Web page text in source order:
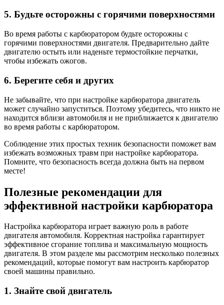
5. Будьте осторожны с горячими поверхностями
Во время работы с карбюратором будьте осторожны с
горячими поверхностями двигателя. Предварительно дайте
двигателю остыть или наденьте термостойкие перчатки,
чтобы избежать ожогов.
6. Берегите себя и других
Не забывайте, что при настройке карбюратора двигатель
может случайно запуститься. Поэтому убедитесь, что никто не
находится вблизи автомобиля и не приближается к двигателю
во время работы с карбюратором.
Соблюдение этих простых техник безопасности поможет вам
избежать возможных травм при настройке карбюратора.
Помните, что безопасность всегда должна быть на первом
месте!
Полезные рекомендации для
эффективной настройки карбюратора
Настройка карбюратора играет важную роль в работе
двигателя автомобиля. Корректная настройка гарантирует
эффективное сгорание топлива и максимальную мощность
двигателя. В этом разделе мы рассмотрим несколько полезных
рекомендаций, которые помогут вам настроить карбюратор
своей машины правильно.
1. Знайте свой двигатель